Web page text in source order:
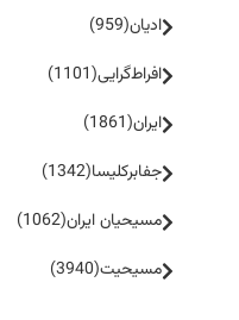
ادیان(959)
افراط‌گرایی(1101)
ایران(1861)
جفا‌بر‌کلیسا(1342)
مسیحیان ایران(1062)
مسیحیت(3940)